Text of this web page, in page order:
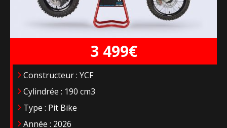
3 499€
Constructeur : YCF
Cylindrée : 190 cm3
Type : Pit Bike
Année : 2026